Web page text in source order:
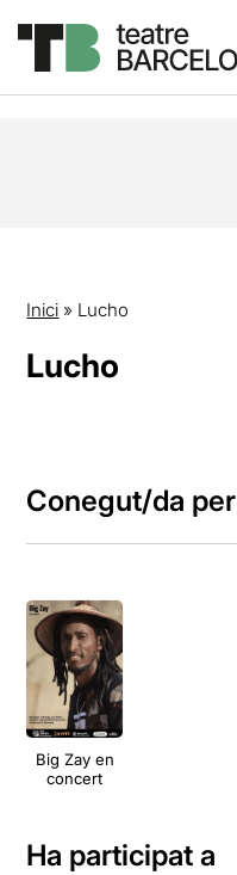
Inici » Lucho
Lucho
Conegut/da per
Big Zay en
concert
Ha participat a